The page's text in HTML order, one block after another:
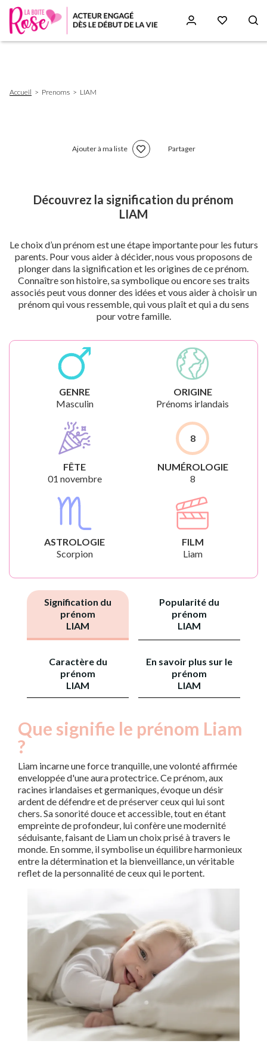
d'Ariane
Accueil Prenoms LIAM
Ajouter à ma liste Partager
Découvrez la signification du prénom
LIAM
Le choix d’un prénom est une étape importante pour les futurs
parents. Pour vous aider à décider, nous vous proposons de
plonger dans la signification et les origines de ce prénom.
Connaître son histoire, sa symbolique ou encore ses traits
associés peut vous donner des idées et vous aider à choisir un
prénom qui vous ressemble, qui vous plaît et qui a du sens
pour votre famille.
GENRE
Masculin
ORIGINE
Prénoms irlandais
FÊTE
01 novembre
8
NUMÉROLOGIE
8
ASTROLOGIE
Scorpion
FILM
Liam
Signification du
prénom
LIAM
Popularité du
prénom
LIAM
Caractère du
prénom
LIAM
En savoir plus sur le
prénom
LIAM
Que signifie le prénom Liam
?
Liam incarne une force tranquille, une volonté affirmée
enveloppée d'une aura protectrice. Ce prénom, aux
racines irlandaises et germaniques, évoque un désir
ardent de défendre et de préserver ceux qui lui sont
chers. Sa sonorité douce et accessible, tout en étant
empreinte de profondeur, lui confère une modernité
séduisante, faisant de Liam un choix prisé à travers le
monde. En somme, il symbolise un équilibre harmonieux
entre la détermination et la bienveillance, un véritable
reflet de la personnalité de ceux qui le portent.